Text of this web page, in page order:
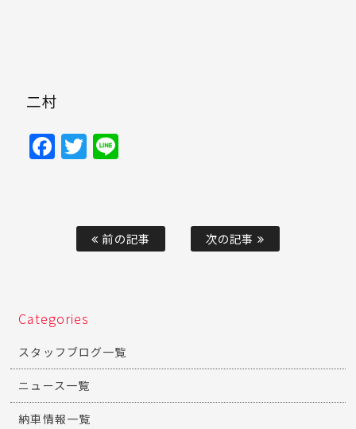
二村
Facebook
Twitter
前の記事 次の記事
Categories
スタッフブログ一覧
ニュース一覧
納車情報一覧